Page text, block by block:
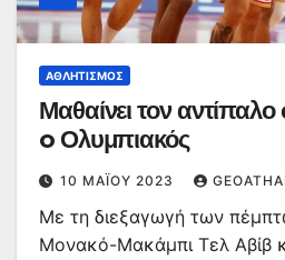
ΑΘΛΗΤΙΣΜΌΣ
Μαθαίνει τον
o Ολυμπιακός
10 ΜΑΪ́ΟΥ 2023
Με τη διεξαγωγή των
Μονακό-Μακάμπι Τελ Αβίβ